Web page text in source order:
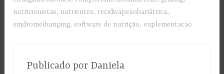
nutricionistas, nutrientes, recidivapesobariátrica,
sindromedumping,software de nutrição,suplementacao
Publicado por Daniela